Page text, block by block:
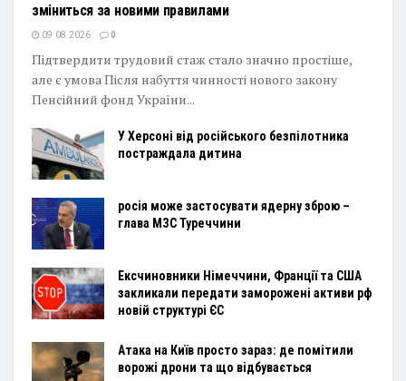
зміниться за новими правилами
09.08.2026 0
Підтвердити трудовий стаж стало значно простіше,
але є умова Після набуття чинності нового закону
Пенсійний фонд України...
У Херсоні від російського безпілотника
постраждала дитина
росія може застосувати ядерну зброю –
глава МЗС Туреччини
Ексчиновники Німеччини, Франції та США
закликали передати заморожені активи рф
новій структурі ЄС
Атака на Київ просто зараз: де помітили
ворожі дрони та що відбувається